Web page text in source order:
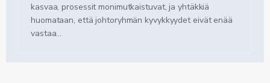
kasvaa, prosessit monimutkaistuvat, ja yhtäkkiä
huomataan, että johtoryhmän kyvykkyydet eivät enää
vastaa...